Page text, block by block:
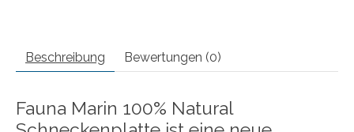
Beschreibung Bewertungen (0)
Fauna Marin 100% Natural